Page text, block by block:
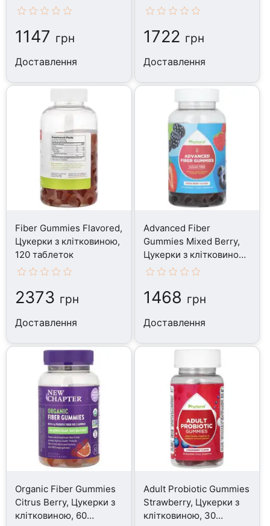
60 таблеток
1147 грн
Доставлення
таблеток
1722 грн
Доставлення
Fiber Gummies Flavored,
Цукерки з клітковиною,
120 таблеток
2373 грн
Доставлення
Advanced Fiber
Gummies Mixed Berry,
Цукерки з клітковиною,
120 таблеток
1468 грн
Доставлення
Organic Fiber Gummies
Citrus Berry, Цукерки з
клітковиною, 60
Adult Probiotic Gummies
Strawberry, Цукерки з
клітковиною, 30